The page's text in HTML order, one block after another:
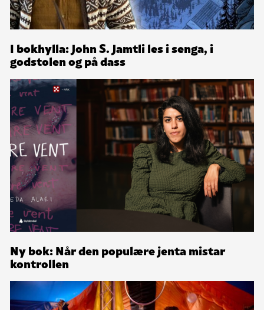
I bokhylla: John S. Jamtli les i senga, i
godstolen og på dass
Ny bok: Når den populære jenta mistar
kontrollen